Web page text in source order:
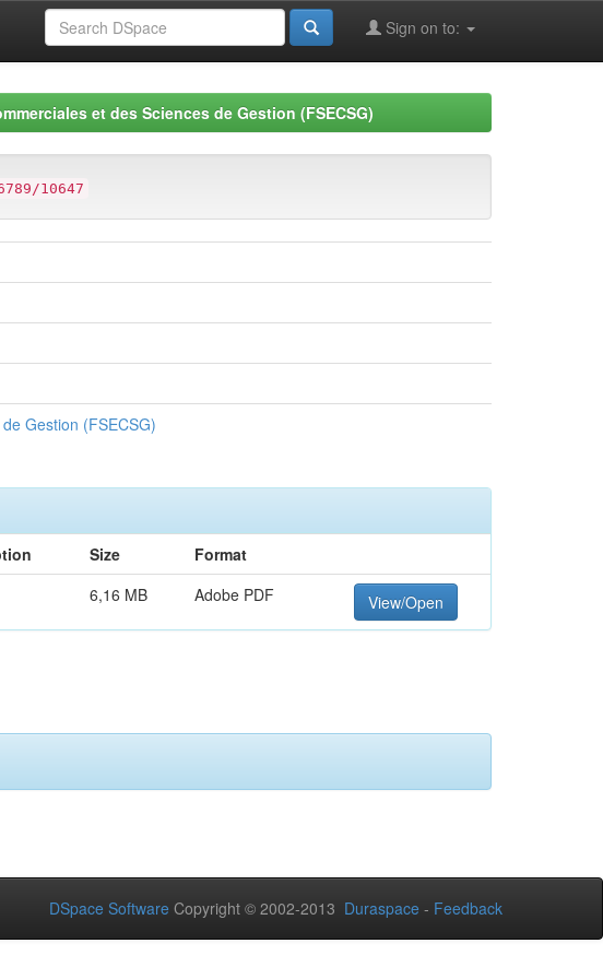
Sign on to:
et des Sciences de Gestion (FSECSG)
10647
Gestion (FSECSG)
Size
Format
6,16 MB Adobe PDF View/Open
DSpace Software Copyright © 2002-2013 Duraspace - Feedback